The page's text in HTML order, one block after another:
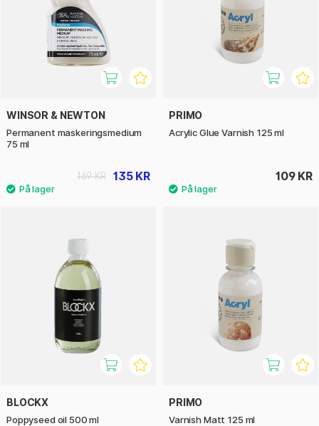
WINSOR & NEWTON
Permanent maskeringsmedium
75 ml
135 KR
169 KR
PRIMO
Acrylic Glue Varnish 125 ml
109 KR
BLOCKX
Poppyseed oil 500 ml
PRIMO
Varnish Matt 125 ml